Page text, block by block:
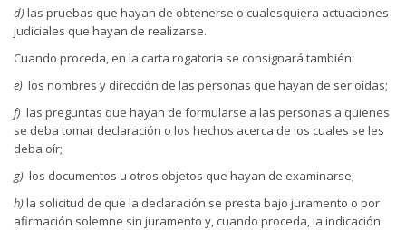
d)las pruebas que hayan de obtenerse o cualesquiera actuaciones
judiciales que hayan de realizarse.
Cuando proceda, en la carta rogatoria se consignará también:
e) los nombres y dirección de las personas que hayan de ser oídas;
f) las preguntas que hayan de formularse a las personas a quienes
se deba tomar declaración o los hechos acerca de los cuales se les
deba oír;
g) los documentos u otros objetos que hayan de examinarse;
h)la solicitud de que la declaración se presta bajo juramento o por
afirmación solemne sin juramento y, cuando proceda, la indicación